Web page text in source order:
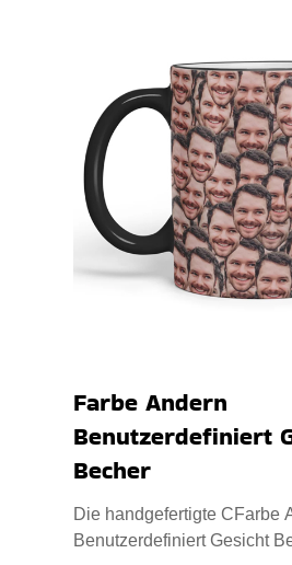
Farbe Andern
Benutzerdefiniert
Becher
Die handgefertigte CFarbe
Benutzerdefiniert Gesicht